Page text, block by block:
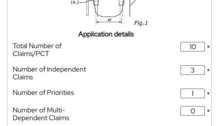
Application details
Total Number of
Claims/PCT
*
Number of Independent
Claims
*
Number of Priorities
*
Number of Multi-
Dependent Claims
*